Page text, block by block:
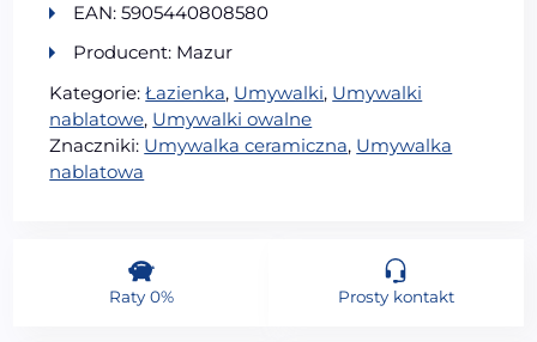
EAN: 5905440808580
Producent: Mazur
Kategorie:Łazienka, Umywalki, Umywalki
nablatowe, Umywalki owalne
Znaczniki: Umywalka ceramiczna, Umywalka
nablatowa
Raty 0% Prosty kontakt